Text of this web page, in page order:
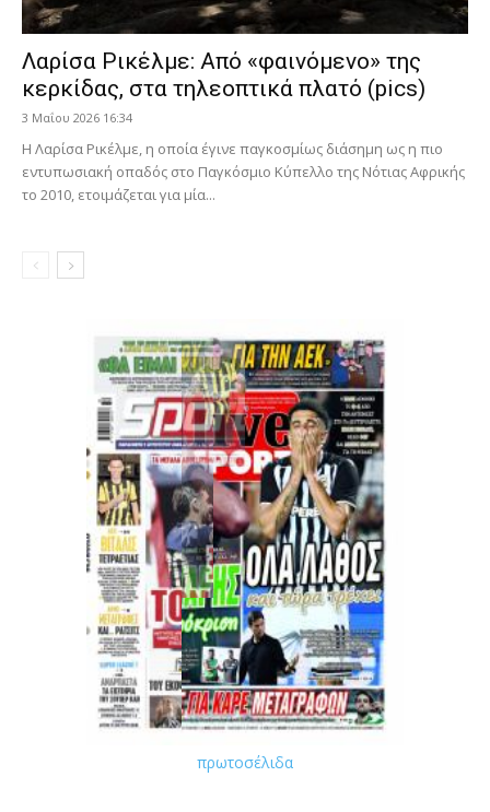
Λαρίσα Ρικέλμε: Από «φαινόμενο» της
κερκίδας, στα τηλεοπτικά πλατό (pics)
3 Μαΐου 2026 16:34
Η Λαρίσα Ρικέλμε, η οποία έγινε παγκοσμίως διάσημη ως η πιο
εντυπωσιακή οπαδός στο Παγκόσμιο Κύπελλο της Νότιας Αφρικής
το 2010, ετοιμάζεται για μία...
πρωτοσέλιδα